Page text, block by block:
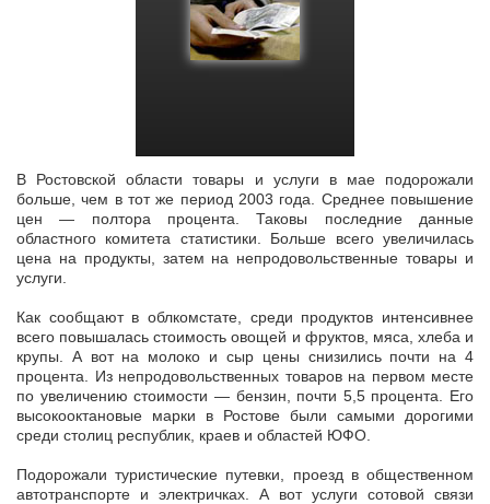
В Ростовской области товары и услуги в мае подорожали
больше, чем в тот же период 2003 года. Среднее повышение
цен — полтора процента. Таковы последние данные
областного комитета статистики. Больше всего увеличилась
цена на продукты, затем на непродовольственные товары и
услуги.
Как сообщают в облкомстате, среди продуктов интенсивнее
всего повышалась стоимость овощей и фруктов, мяса, хлеба и
крупы. А вот на молоко и сыр цены снизились почти на 4
процента. Из непродовольственных товаров на первом месте
по увеличению стоимости — бензин, почти 5,5 процента. Его
высокооктановые марки в Ростове были самыми дорогими
среди столиц республик, краев и областей ЮФО.
Подорожали туристические путевки, проезд в общественном
автотранспорте и электричках. А вот услуги сотовой связи